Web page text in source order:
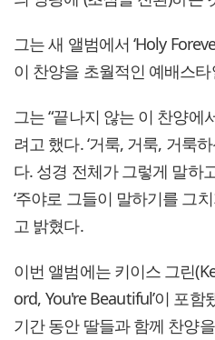
그는 새 앨범에서 ‘Holy
이 찬양을 초월적인 예배스
그는 “끝나지 않는 이 찬양에
려고 했다. ‘거룩, 거룩, 거룩
다. 성경 전체가 그렇게 말하
‘주야로 그들이 말하기를 그
고 밝혔다.
이번 앨범에는 키이스 그린
ord, You're Beautiful’이 포
기간 동안 딸들과 함께 찬양